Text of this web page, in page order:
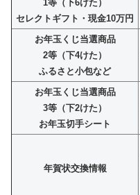
1等（下6けた）
セレクトギフト・現金10万円
お年玉くじ当選商品
2等（下4けた）
ふるさと小包など
お年玉くじ当選商品
3等（下2けた）
お年玉切手シート
年賀状交換情報